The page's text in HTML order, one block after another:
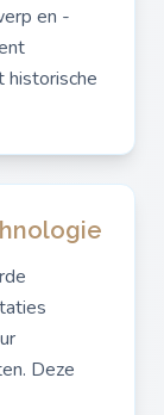
en -
historische
Deze